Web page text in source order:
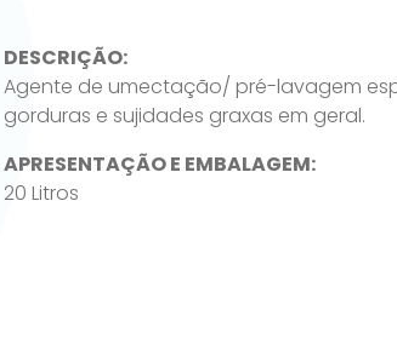
DESCRIÇÃO:
Agente de umectação/ pré-lavagem
gorduras e sujidades graxas em geral.
APRESENTAÇÃO E EMBALAGEM:
20 Litros